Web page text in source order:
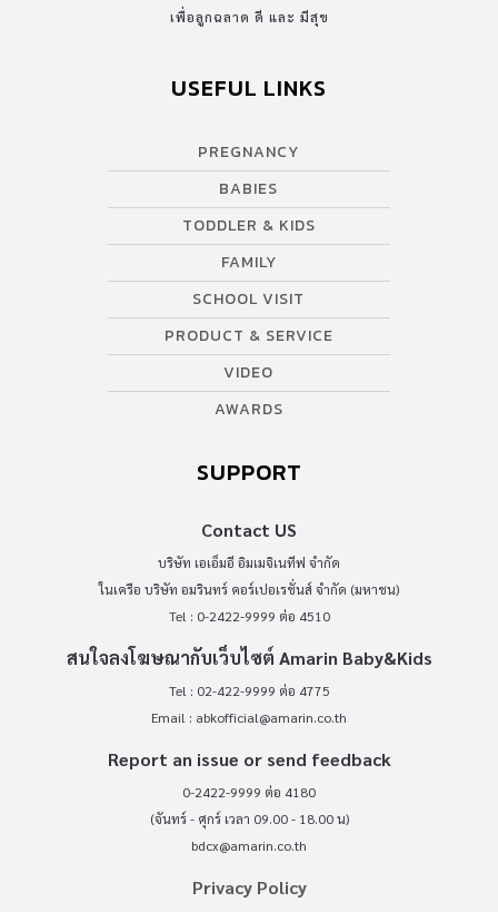
เพื่อลูกฉลาด ดี และ มีสุข
USEFUL LINKS
PREGNANCY
BABIES
TODDLER & KIDS
FAMILY
SCHOOL VISIT
PRODUCT & SERVICE
VIDEO
AWARDS
SUPPORT
Contact US
บริษัท เอเอ็มอี อิมเมจิเนทีฟ จำกัด
ในเครือ บริษัท อมรินทร์ คอร์เปอเรชั่นส์ จำกัด (มหาชน)
Tel : 0-2422-9999 ต่อ 4510
สนใจลงโฆษณากับเว็บไซต์ Amarin Baby&Kids
Tel : 02-422-9999 ต่อ 4775
Email : abkofficial@amarin.co.th
Report an issue or send feedback
0-2422-9999 ต่อ 4180
(จันทร์ - ศุกร์ เวลา 09.00 - 18.00 น)
bdcx@amarin.co.th
Privacy Policy